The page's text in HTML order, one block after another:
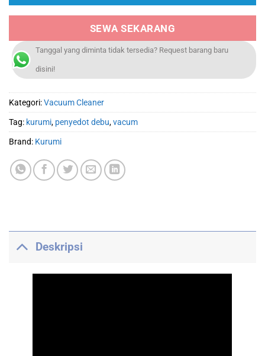
SEWA SEKARANG
Tanggal yang diminta tidak tersedia? Request barang baru
disini!
Kategori:Vacuum Cleaner
Tag: kurumi, penyedot debu,vacum
Brand: Kurumi
Deskripsi